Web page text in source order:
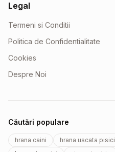
Legal
Termeni si Conditii
Politica de Confidentialitate
Cookies
Despre Noi
Căutări populare
hrana caini hrana uscata pisici